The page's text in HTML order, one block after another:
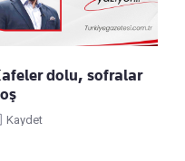
dolu, sofralar
Kaydet